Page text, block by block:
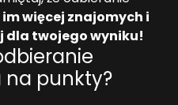
im więcej znajomych i
dla twojego wyniku!
na punkty?